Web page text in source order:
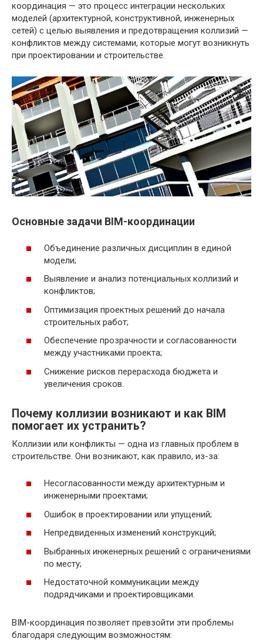
координация — это процесс интеграции нескольких
моделей (архитектурной, конструктивной, инженерных
сетей) с целью выявления и предотвращения коллизий —
конфликтов между системами, которые могут возникнуть
при проектировании и строительстве.
Основные задачи BIM-координации
Объединение различных дисциплин в единой
модели;
Выявление и анализ потенциальных коллизий и
конфликтов;
Оптимизация проектных решений до начала
строительных работ;
Обеспечение прозрачности и согласованности
между участниками проекта;
Снижение рисков перерасхода бюджета и
увеличения сроков.
Почему коллизии возникают и как BIM
помогает их устранить?
Коллизии или конфликты — одна из главных проблем в
строительстве. Они возникают, как правило, из-за:
Несогласованности между архитектурным и
инженерными проектами;
Ошибок в проектировании или упущений;
Непредвиденных изменений конструкций;
Выбранных инженерных решений с ограничениями
по месту;
Недостаточной коммуникации между
подрядчиками и проектировщиками.
BIM-координация позволяет превзойти эти проблемы
благодаря следующим возможностям: